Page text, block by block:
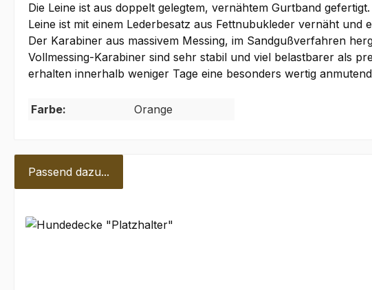
Die Leine ist aus doppelt gelegtem, vernähtem Gurtband
Leine ist mit einem Lederbesatz aus Fettnubukleder vernäht und
Der Karabiner aus massivem Messing, im Sandgußverfahren
Vollmessing-Karabiner sind sehr stabil und viel belastbarer als
erhalten innerhalb weniger Tage eine besonders wertig
Farbe: Orange
Passend dazu...